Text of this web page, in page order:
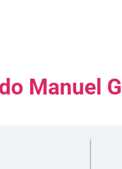
Manuel